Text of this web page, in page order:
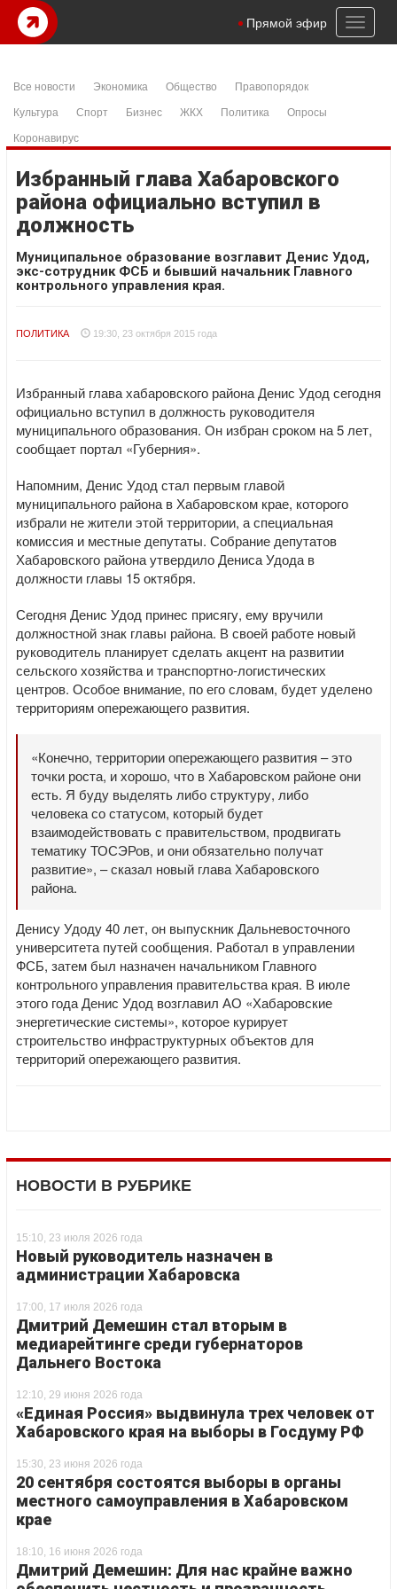
Toggle
Прямой эфир
Все новости Экономика Общество
Правопорядок
Культура
Спорт Бизнес ЖКХ Политика
Опросы
Коронавирус
Избранный глава Хабаровского
района официально вступил в
должность
Муниципальное образование возглавит Денис Удод,
экс-сотрудник ФСБ и бывший начальник Главного
контрольного управления края.
ПОЛИТИКА 19:30, 23 октября 2015 года
Избранный глава хабаровского района Денис Удод сегодня
официально вступил в должность руководителя
муниципального образования. Он избран сроком на 5 лет,
сообщает портал «Губерния».
Напомним, Денис Удод стал первым главой
муниципального района в Хабаровском крае, которого
избрали не жители этой территории, а специальная
комиссия и местные депутаты. Собрание депутатов
Хабаровского района утвердило Дениса Удода в
должности главы 15 октября.
Сегодня Денис Удод принес присягу, ему вручили
должностной знак главы района. В своей работе новый
руководитель планирует сделать акцент на развитии
сельского хозяйства и транспортно-логистических
центров. Особое внимание, по его словам, будет уделено
территориям опережающего развития.
«Конечно, территории опережающего развития – это
точки роста, и хорошо, что в Хабаровском районе они
есть. Я буду выделять либо структуру, либо
человека со статусом, который будет
взаимодействовать с правительством, продвигать
тематику ТОСЭРов, и они обязательно получат
развитие», – сказал новый глава Хабаровского
района.
Денису Удоду 40 лет, он выпускник Дальневосточного
университета путей сообщения. Работал в управлении
ФСБ, затем был назначен начальником Главного
контрольного управления правительства края. В июле
этого года Денис Удод возглавил АО «Хабаровские
энергетические системы», которое курирует
строительство инфраструктурных объектов для
территорий опережающего развития.
НОВОСТИ В РУБРИКЕ
15:10, 23 июля 2026 года
Новый руководитель назначен в
администрации Хабаровска
17:00, 17 июля 2026 года
Дмитрий Демешин стал вторым в
медиарейтинге среди губернаторов
Дальнего Востока
12:10, 29 июня 2026 года
«Единая Россия» выдвинула трех человек от
Хабаровского края на выборы в Госдуму РФ
15:30, 23 июня 2026 года
20 сентября состоятся выборы в органы
местного самоуправления в Хабаровском
крае
18:10, 16 июня 2026 года
Дмитрий Демешин: Для нас крайне важно